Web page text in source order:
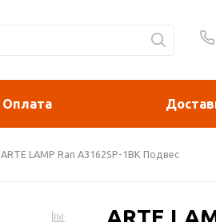
Оплата
ARTE LAMP Ran A3162SP-1BK Подвес
ARTE